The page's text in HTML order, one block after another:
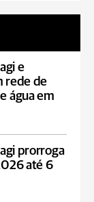
e
rede de
água em
prorroga
até 6